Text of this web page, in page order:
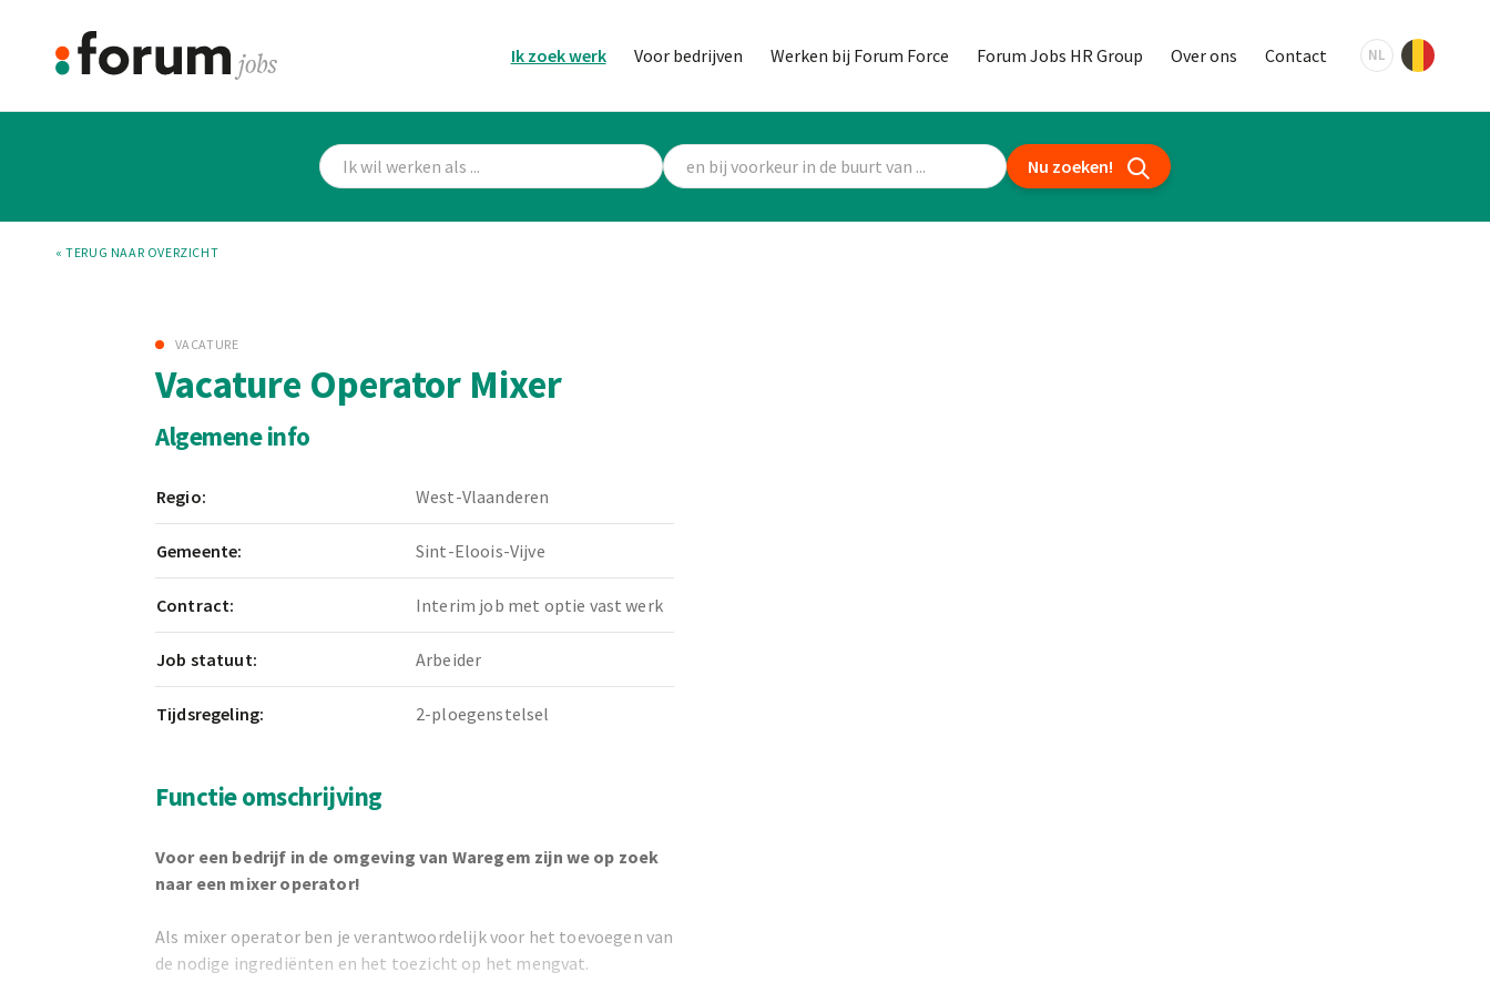
Ik zoek werk Voor bedrijven Werken bij Forum Force Forum Jobs HR Group Over ons Contact NL
Nu zoeken!
« TERUG NAAR OVERZICHT
VACATURE
Vacature Operator Mixer
Algemene info
Regio: West-Vlaanderen
Gemeente: Sint-Eloois-Vijve
Contract: Interim job met optie vast werk
Job statuut: Arbeider
Tijdsregeling: 2-ploegenstelsel
Functie omschrijving
Voor een bedrijf in de omgeving van Waregem zijn we op zoek
naar een mixer operator!
Als mixer operator ben je verantwoordelijk voor het toevoegen van
de nodige ingrediënten en het toezicht op het mengvat.